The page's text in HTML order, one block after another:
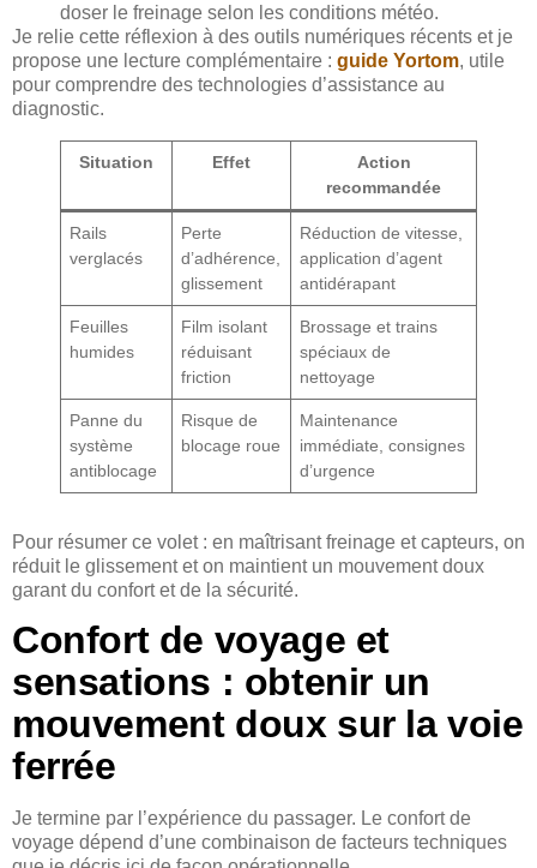
doser le freinage selon les conditions météo.
Je relie cette réflexion à des outils numériques récents et je
propose une lecture complémentaire : guide Yortom, utile
pour comprendre des technologies d’assistance au
diagnostic.
Situation Effet
Action
recommandée
Rails
verglacés
Perte
d’adhérence,
glissement
Réduction de vitesse,
application d’agent
antidérapant
Feuilles
humides
Film isolant
réduisant
friction
Brossage et trains
spéciaux de
nettoyage
Panne du
système
antiblocage
Risque de
blocage roue
Maintenance
immédiate, consignes
d’urgence
Pour résumer ce volet : en maîtrisant freinage et capteurs, on
réduit le glissement et on maintient un mouvement doux
garant du confort et de la sécurité.
Confort de voyage et
sensations : obtenir un
mouvement doux sur la voie
ferrée
Je termine par l’expérience du passager. Le confort de
voyage dépend d’une combinaison de facteurs techniques